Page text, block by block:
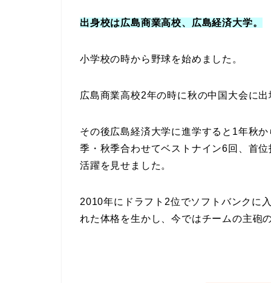
出身校は広島商業高校、広島経済大学。
小学校の時から野球を始めました。
広島商業高校2年の時に秋の中国大会に
その後広島経済大学に進学すると1年秋
季・秋季合わせてベストナイン6回、首
活躍を見せました。
2010年にドラフト2位でソフトバンクに
れた体格を生かし、今ではチームの主砲